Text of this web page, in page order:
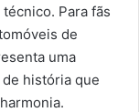
Para fãs
de
uma
história que